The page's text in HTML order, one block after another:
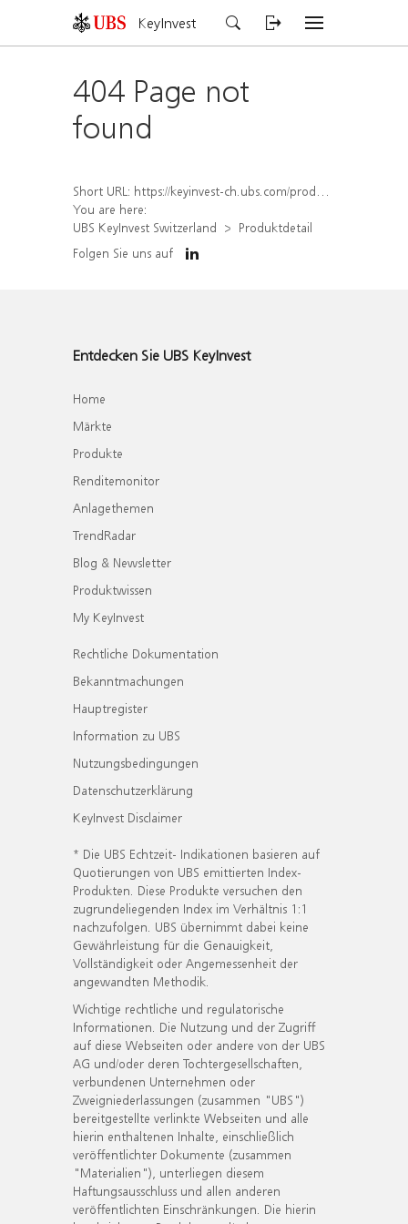
KeyInvest
404 Page not
found
Short URL: https://keyinvest-ch.ubs.com/produkt/detail/index/isin/CH1567048819
You are here:
UBS KeyInvest Switzerland
Produktdetail
Folgen Sie uns auf
Entdecken Sie UBS KeyInvest
Home
Märkte
Produkte
Renditemonitor
Anlagethemen
TrendRadar
Blog & Newsletter
Produktwissen
My KeyInvest
Rechtliche Dokumentation
Bekanntmachungen
Hauptregister
Information zu UBS
Nutzungsbedingungen
Datenschutzerklärung
KeyInvest Disclaimer
* Die UBS Echtzeit- Indikationen basieren auf
Quotierungen von UBS emittierten Index-
Produkten. Diese Produkte versuchen den
zugrundeliegenden Index im Verhältnis 1:1
nachzufolgen. UBS übernimmt dabei keine
Gewährleistung für die Genauigkeit,
Vollständigkeit oder Angemessenheit der
angewandten Methodik.
Wichtige rechtliche und regulatorische
Informationen. Die Nutzung und der Zugriff
auf diese Webseiten oder andere von der UBS
AG und/oder deren Tochtergesellschaften,
verbundenen Unternehmen oder
Zweigniederlassungen (zusammen "UBS")
bereitgestellte verlinkte Webseiten und alle
hierin enthaltenen Inhalte, einschließlich
veröffentlichter Dokumente (zusammen
"Materialien"), unterliegen diesem
Haftungsausschluss und allen anderen
veröffentlichten Einschränkungen. Die hierin